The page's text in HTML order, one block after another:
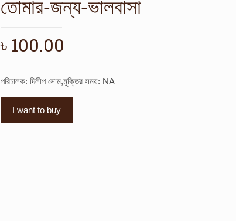
তোমার-জন্য-ভালবাসা
৳ 100.00
পরিচালক: দিলীপ সোম,মুক্তির সময়: NA
I want to buy